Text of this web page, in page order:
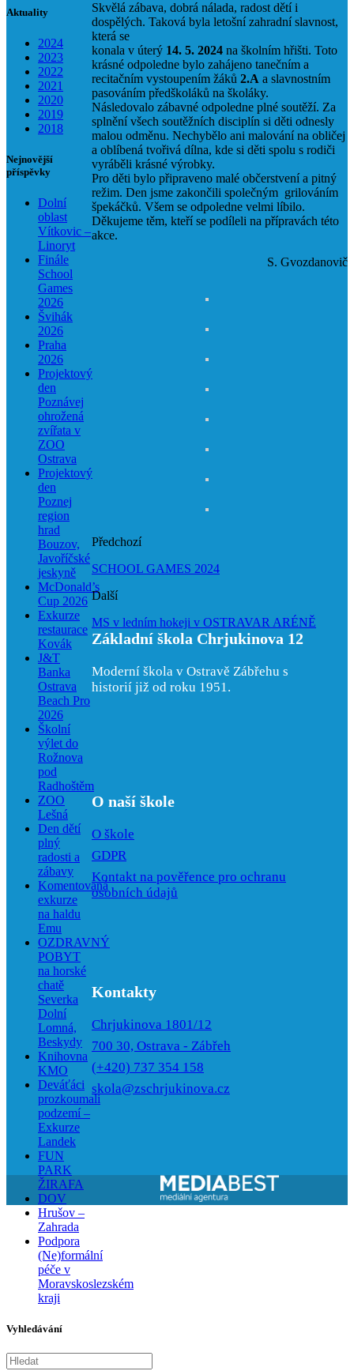
Aktuality
2024
2023
2022
2021
2020
2019
2018
Nejnovější
příspěvky
Dolní
oblast
Vítkovic –
Linoryt
Finále
School
Games
2026
Švihák
2026
Praha
2026
Projektový
den
Poznávej
ohrožená
zvířata v
ZOO
Ostrava
Projektový
den
Poznej
region
hrad
Bouzov,
Javoříčské
jeskyně
McDonald’s
Cup 2026
Exkurze
restaurace
Kovák
J&T
Banka
Ostrava
Beach Pro
2026
Školní
výlet do
Rožnova
pod
Radhoštěm
ZOO
Lešná
Den dětí
plný
radosti a
zábavy
Komentovaná
exkurze
na haldu
Emu
OZDRAVNÝ
POBYT
na horské
chatě
Severka
Dolní
Lomná,
Beskydy
Knihovna
KMO
Deváťáci
prozkoumali
podzemí –
Exkurze
Landek
FUN
PARK
ŽIRAFA
DOV
Hrušov –
Zahrada
Podpora
(Ne)formální
péče v
Moravskoslezském
kraji
Vyhledávání
Skvělá zábava, dobrá nálada, radost dětí i
dospělých. Taková byla letošní zahradní slavnost,
která se
konala v úterý 14. 5. 2024 na školním hřišti. Toto
krásné odpoledne bylo zahájeno tanečním a
recitačním vystoupením žáků 2.A a slavnostním
pasováním předškoláků na školáky.
Následovalo zábavné odpoledne plné soutěží. Za
splnění všech soutěžních disciplín si děti odnesly
malou odměnu. Nechybělo ani malování na obličej
a oblíbená tvořivá dílna, kde si děti spolu s rodiči
vyráběli krásné výrobky.
Pro děti bylo připraveno malé občerstvení a pitný
režim. Den jsme zakončili společným grilováním
špekáčků. Všem se odpoledne velmi líbilo.
Děkujeme těm, kteří se podíleli na přípravách této
akce.
S. Gvozdanovič
Předchozí
SCHOOL GAMES 2024
Další
MS v ledním hokeji v OSTRAVAR ARÉNĚ
Základní škola Chrjukinova 12
Moderní škola v Ostravě Zábřehu s
historií již od roku 1951.
O naší škole
O škole
GDPR
Kontakt na pověřence pro ochranu
osobních údajů
Kontakty
Chrjukinova 1801/12
700 30, Ostrava - Zábřeh
(+420) 737 354 158
skola@zschrjukinova.cz